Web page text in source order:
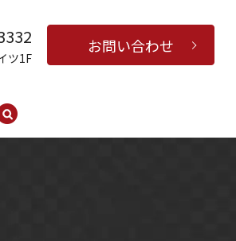
ツ1F
お問い合わせ